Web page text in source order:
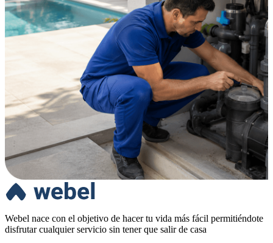
Webel nace con el objetivo de hacer tu vida más fácil permitiéndote
disfrutar cualquier servicio sin tener que salir de casa